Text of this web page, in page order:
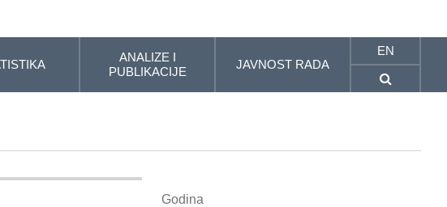
ANALIZE I
PUBLIKACIJE
JAVNOST RADA
EN
Godina